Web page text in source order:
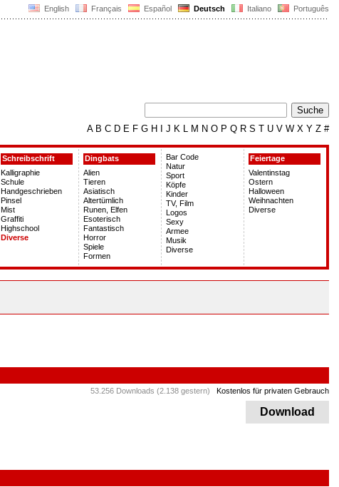
English Français Español Deutsch Italiano Português
AB C D E F G H J K L M N O P Q R S T U V W X Y Z #
Schreibschrift
Kalligraphie
Schule
Handgeschrieben
Pinsel
Mist
Graffiti
Highschool
Diverse
Dingbats
Alien
Tieren
Asiatisch
Altertümlich
Runen, Elfen
Esoterisch
Fantastisch
Horror
Spiele
Formen
Bar Code
Natur
Sport
Köpfe
Kinder
TV, Film
Logos
Sexy
Armee
Musik
Diverse
Feiertage
Valentinstag
Ostern
Halloween
Weihnachten
Diverse
53.256 Downloads (2.138 gestern) Kostenlos für privaten Gebrauch
Download